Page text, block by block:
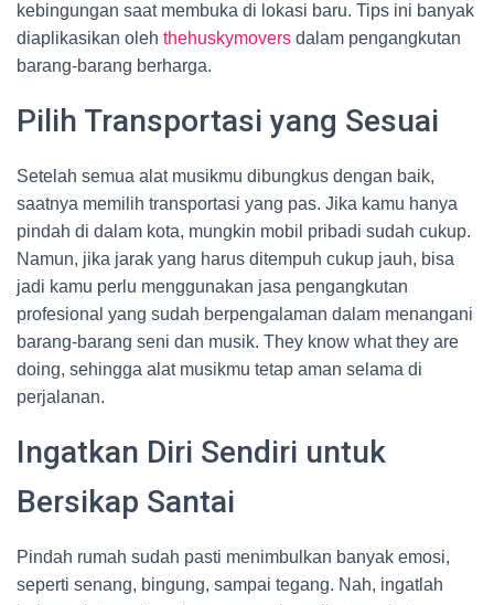
kebingungan saat membuka di lokasi baru. Tips ini banyak
diaplikasikan oleh thehuskymovers dalam pengangkutan
barang-barang berharga.
Pilih Transportasi yang Sesuai
Setelah semua alat musikmu dibungkus dengan baik,
saatnya memilih transportasi yang pas. Jika kamu hanya
pindah di dalam kota, mungkin mobil pribadi sudah cukup.
Namun, jika jarak yang harus ditempuh cukup jauh, bisa
jadi kamu perlu menggunakan jasa pengangkutan
profesional yang sudah berpengalaman dalam menangani
barang-barang seni dan musik. They know what they are
doing, sehingga alat musikmu tetap aman selama di
perjalanan.
Ingatkan Diri Sendiri untuk
Bersikap Santai
Pindah rumah sudah pasti menimbulkan banyak emosi,
seperti senang, bingung, sampai tegang. Nah, ingatlah